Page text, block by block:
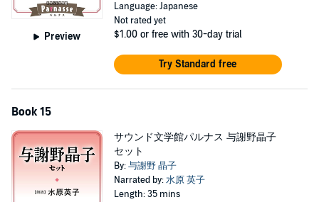
Preview
Language: Japanese
Not rated yet
$1.00 or free with 30-day trial
Try Standard free
Book 15
サウンド文学館パルナス 与謝野晶子
セット
By:与謝野 晶子
Narrated by:水原 英子
Length: 35 mins